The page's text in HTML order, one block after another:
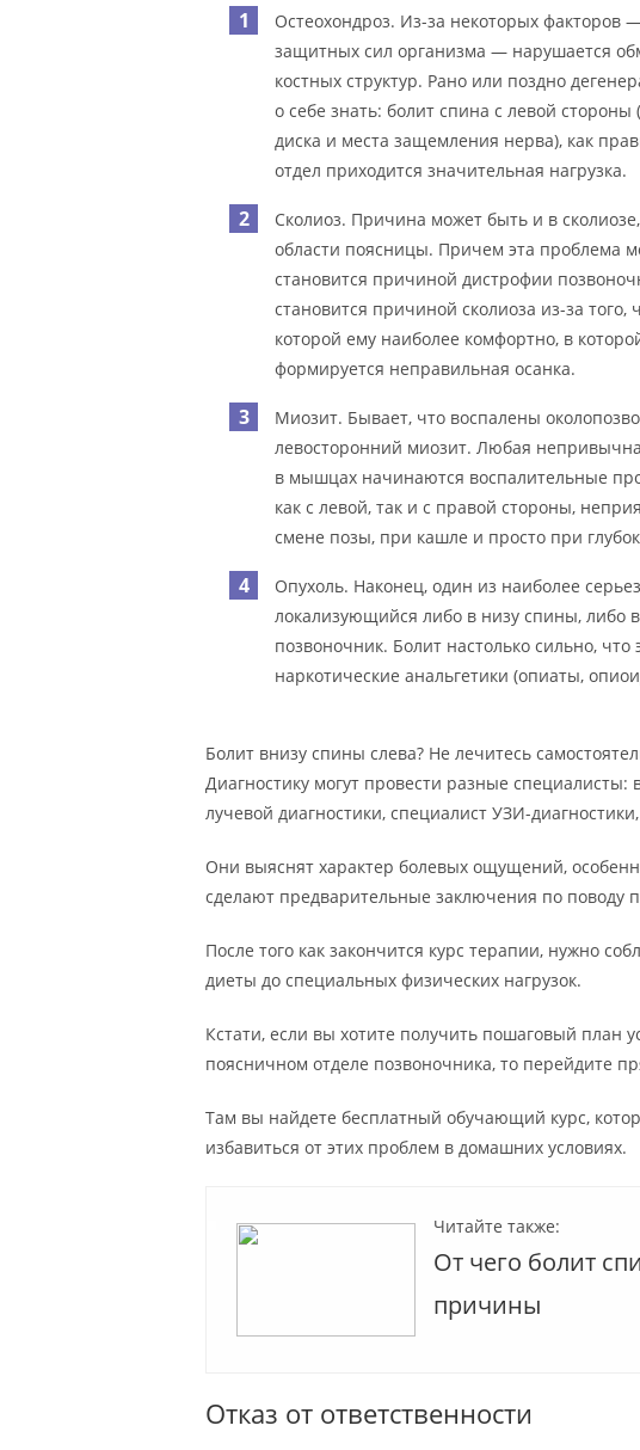
Остеохондроз. Из-за некоторых факторов
защитных сил организма — нарушается
костных структур. Рано или поздно
о себе знать: болит спина с левой
диска и места защемления нерва), как
отдел приходится значительная нагрузка.
Сколиоз. Причина может быть и в
области поясницы. Причем эта проблема
становится причиной дистрофии
становится причиной сколиоза из-за
которой ему наиболее комфортно, в
формируется неправильная осанка.
Миозит. Бывает, что воспалены
левосторонний миозит. Любая
в мышцах начинаются воспалительные
как с левой, так и с правой стороны,
смене позы, при кашле и просто при
Опухоль. Наконец, один из наиболее
локализующийся либо в низу спины, либо
позвоночник. Болит настолько сильно,
наркотические анальгетики (опиаты,
Болит внизу спины слева? Не лечитесь
Диагностику могут провести разные специалисты:
лучевой диагностики, специалист УЗИ-
Они выяснят характер болевых ощущений,
сделают предварительные заключения по поводу
После того как закончится курс терапии, нужно
диеты до специальных физических нагрузок.
Кстати, если вы хотите получить пошаговый план
поясничном отделе позвоночника, то перейдите
Там вы найдете бесплатный обучающий курс,
избавиться от этих проблем в домашних условиях.
Читайте также:
От чего болит
причины
Отказ от ответственности